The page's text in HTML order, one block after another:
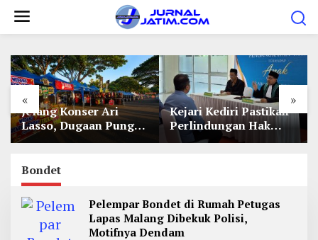
« »
Jelang Konser Ari
Lasso, Dugaan Pungli
Lapak UMKM di Hari
Kejari Kediri Pastikan
Perlindungan Hak
Anak Lewat Penetapan
Bondet
Pelempar Bondet di Rumah Petugas
Lapas Malang Dibekuk Polisi,
Motifnya Dendam